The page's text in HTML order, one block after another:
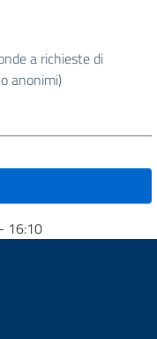
a richieste di
anonimi)
16:10